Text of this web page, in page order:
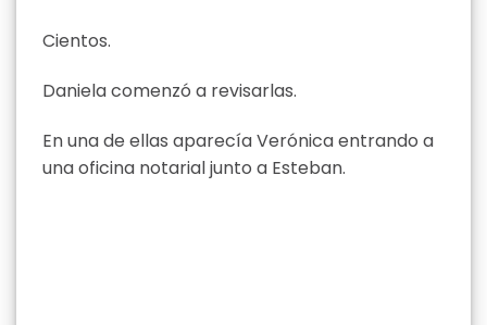
Cientos.
Daniela comenzó a revisarlas.
En una de ellas aparecía Verónica entrando a
una oficina notarial junto a Esteban.